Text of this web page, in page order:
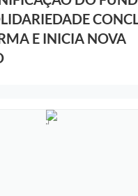
E INICIA NOVA